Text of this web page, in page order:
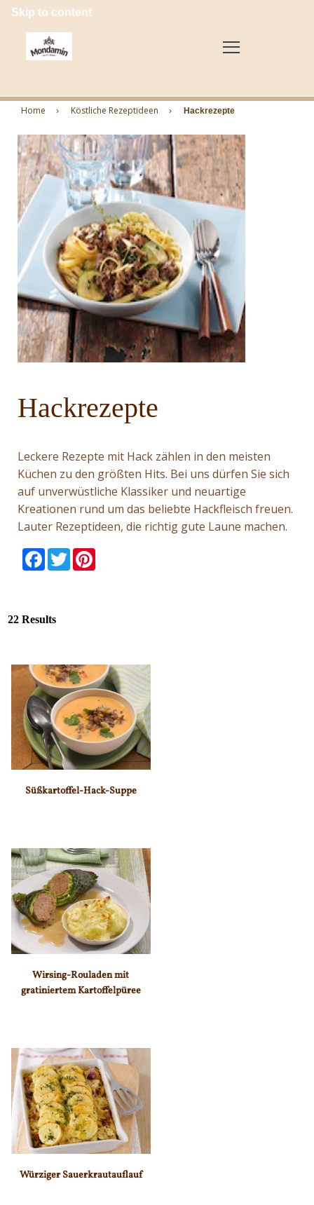
Skip to content
Home Köstliche Rezeptideen Hackrezepte
Hackrezepte
Leckere Rezepte mit Hack zählen in den meisten
Küchen zu den größten Hits. Bei uns dürfen Sie sich
auf unverwüstliche Klassiker und neuartige
Kreationen rund um das beliebte Hackfleisch freuen.
Lauter Rezeptideen, die richtig gute Laune machen.
null
Facebook
null null
Twitter
null null
null
22 Results
Süßkartoffel-Hack-Suppe
Wirsing-Rouladen mit
gratiniertem Kartoffelpüree
Würziger Sauerkrautauflauf